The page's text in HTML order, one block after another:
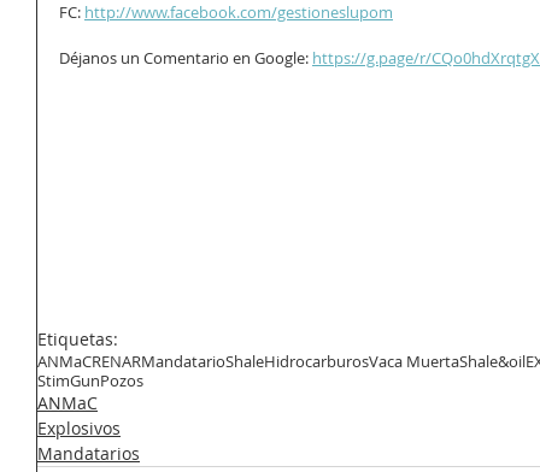
FC: http://www.facebook.com/gestioneslupom
Déjanos un Comentario en Google: https://g.page/r/
Etiquetas:
ANMaCRENARMandatarioShaleHidrocarburosVaca MuertaShale&oil
StimGunPozos
ANMaC
Explosivos
Mandatarios